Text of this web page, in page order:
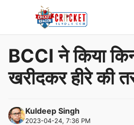
BCCI ने किया
खरीदकर हीरे की
Kuldeep Singh
2023-04-24, 7:36 PM